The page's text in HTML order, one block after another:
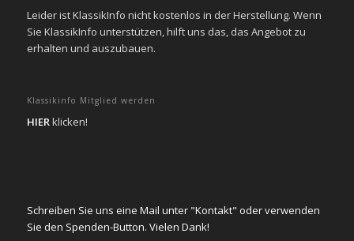
Leider ist KlassikInfo nicht kostenlos in der Herstellung. Wenn
Sie KlassikInfo unterstützen, hilft uns das, das Angebot zu
erhalten und auszubauen.
Klassikinfo Mitglied werden
HIERklicken!
Schreiben Sie uns eine Mail unter "Kontakt" oder verwenden
Sie den Spenden-Button. Vielen Dank!